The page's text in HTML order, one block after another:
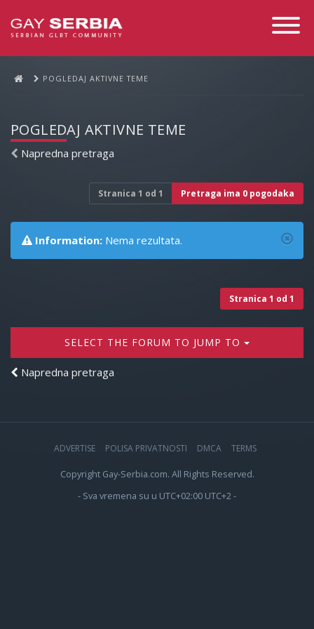
Toggle
POGLEDAJ AKTIVNE TEME
POGLEDAJ AKTIVNE TEME
Napredna pretraga
Stranica 1 od 1 Pretraga ima 0 pogodaka
Information: Nema rezultata.
Stranica 1 od 1
SELECT THE FORUM TO JUMP TO
Napredna pretraga
ADVERTISE POLISA PRIVATNOSTI DMCA TERMS
Copyright Gay-Serbia.com. All Rights Reserved.
- Sva vremena su u UTC+02:00 UTC+2 -